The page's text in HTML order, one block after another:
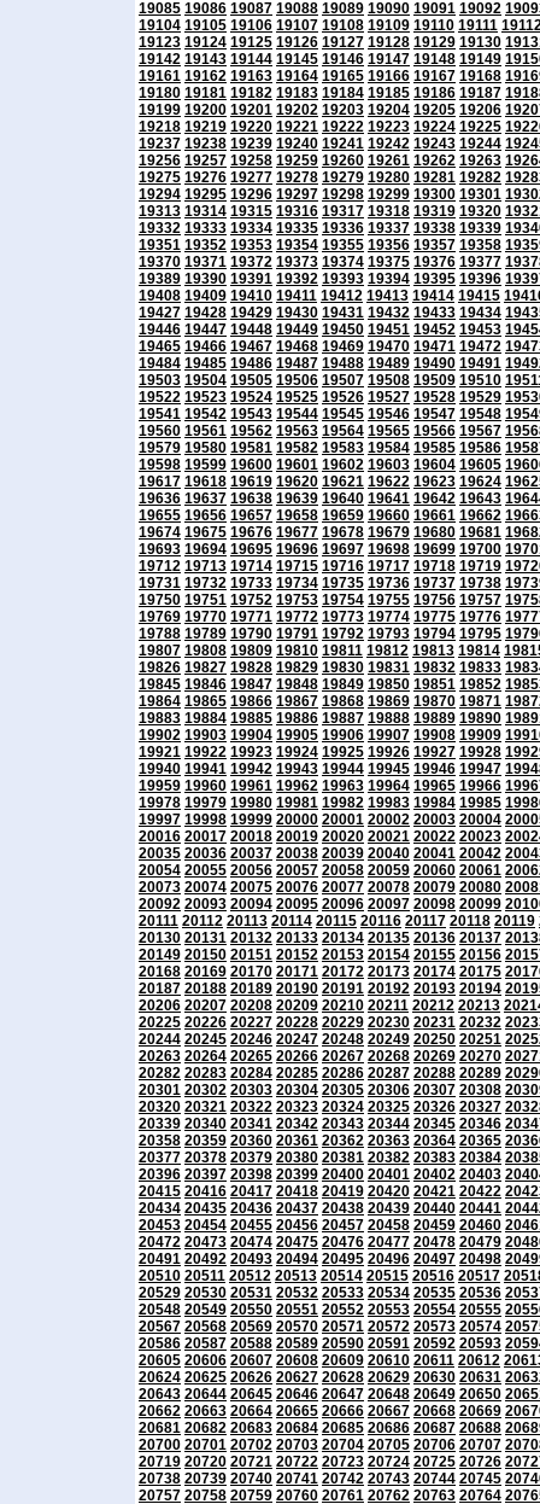
19085 19086 19087 19088 19089 19090 19091 19092
19104 19105 19106 19107 19108 19109 19110 19111
19123 19124 19125 19126 19127 19128 19129 19130
19142 19143 19144 19145 19146 19147 19148 19149
19161 19162 19163 19164 19165 19166 19167 19168
19180 19181 19182 19183 19184 19185 19186 19187
19199 19200 19201 19202 19203 19204 19205 19206
19218 19219 19220 19221 19222 19223 19224 19225
19237 19238 19239 19240 19241 19242 19243 19244
19256 19257 19258 19259 19260 19261 19262 19263
19275 19276 19277 19278 19279 19280 19281 19282
19294 19295 19296 19297 19298 19299 19300 19301
19313 19314 19315 19316 19317 19318 19319 19320
19332 19333 19334 19335 19336 19337 19338 19339
19351 19352 19353 19354 19355 19356 19357 19358
19370 19371 19372 19373 19374 19375 19376 19377
19389 19390 19391 19392 19393 19394 19395 19396
19408 19409 19410 19411 19412 19413 19414 19415
19427 19428 19429 19430 19431 19432 19433 19434
19446 19447 19448 19449 19450 19451 19452 19453
19465 19466 19467 19468 19469 19470 19471 19472
19484 19485 19486 19487 19488 19489 19490 19491
19503 19504 19505 19506 19507 19508 19509 19510
19522 19523 19524 19525 19526 19527 19528 19529
19541 19542 19543 19544 19545 19546 19547 19548
19560 19561 19562 19563 19564 19565 19566 19567
19579 19580 19581 19582 19583 19584 19585 19586
19598 19599 19600 19601 19602 19603 19604 19605
19617 19618 19619 19620 19621 19622 19623 19624
19636 19637 19638 19639 19640 19641 19642 19643
19655 19656 19657 19658 19659 19660 19661 19662
19674 19675 19676 19677 19678 19679 19680 19681
19693 19694 19695 19696 19697 19698 19699 19700
19712 19713 19714 19715 19716 19717 19718 19719
19731 19732 19733 19734 19735 19736 19737 19738
19750 19751 19752 19753 19754 19755 19756 19757
19769 19770 19771 19772 19773 19774 19775 19776
19788 19789 19790 19791 19792 19793 19794 19795
19807 19808 19809 19810 19811 19812 19813 19814
19826 19827 19828 19829 19830 19831 19832 19833
19845 19846 19847 19848 19849 19850 19851 19852
19864 19865 19866 19867 19868 19869 19870 19871
19883 19884 19885 19886 19887 19888 19889 19890
19902 19903 19904 19905 19906 19907 19908 19909
19921 19922 19923 19924 19925 19926 19927 19928
19940 19941 19942 19943 19944 19945 19946 19947
19959 19960 19961 19962 19963 19964 19965 19966
19978 19979 19980 19981 19982 19983 19984 19985
19997 19998 19999 20000 20001 20002 20003 20004
20016 20017 20018 20019 20020 20021 20022 20023
20035 20036 20037 20038 20039 20040 20041 20042
20054 20055 20056 20057 20058 20059 20060 20061
20073 20074 20075 20076 20077 20078 20079 20080
20092 20093 20094 20095 20096 20097 20098 20099
20111 20112 20113 20114 20115 20116 20117 20118 20119
20130 20131 20132 20133 20134 20135 20136 20137
20149 20150 20151 20152 20153 20154 20155 20156
20168 20169 20170 20171 20172 20173 20174 20175
20187 20188 20189 20190 20191 20192 20193 20194
20206 20207 20208 20209 20210 20211 20212 20213
20225 20226 20227 20228 20229 20230 20231 20232
20244 20245 20246 20247 20248 20249 20250 20251
20263 20264 20265 20266 20267 20268 20269 20270
20282 20283 20284 20285 20286 20287 20288 20289
20301 20302 20303 20304 20305 20306 20307 20308
20320 20321 20322 20323 20324 20325 20326 20327
20339 20340 20341 20342 20343 20344 20345 20346
20358 20359 20360 20361 20362 20363 20364 20365
20377 20378 20379 20380 20381 20382 20383 20384
20396 20397 20398 20399 20400 20401 20402 20403
20415 20416 20417 20418 20419 20420 20421 20422
20434 20435 20436 20437 20438 20439 20440 20441
20453 20454 20455 20456 20457 20458 20459 20460
20472 20473 20474 20475 20476 20477 20478 20479
20491 20492 20493 20494 20495 20496 20497 20498
20510 20511 20512 20513 20514 20515 20516 20517
20529 20530 20531 20532 20533 20534 20535 20536
20548 20549 20550 20551 20552 20553 20554 20555
20567 20568 20569 20570 20571 20572 20573 20574
20586 20587 20588 20589 20590 20591 20592 20593
20605 20606 20607 20608 20609 20610 20611 20612
20624 20625 20626 20627 20628 20629 20630 20631
20643 20644 20645 20646 20647 20648 20649 20650
20662 20663 20664 20665 20666 20667 20668 20669
20681 20682 20683 20684 20685 20686 20687 20688
20700 20701 20702 20703 20704 20705 20706 20707
20719 20720 20721 20722 20723 20724 20725 20726
20738 20739 20740 20741 20742 20743 20744 20745
20757 20758 20759 20760 20761 20762 20763 20764